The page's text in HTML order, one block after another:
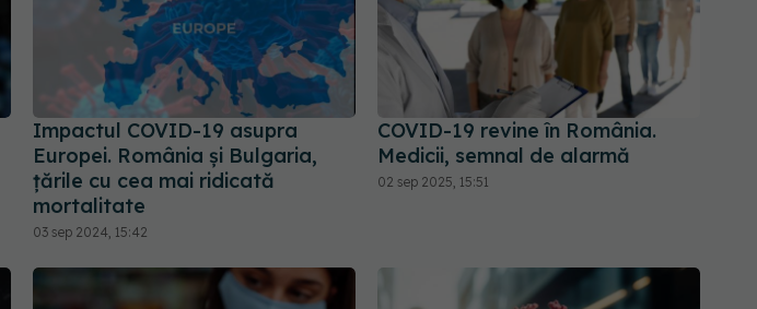
Impactul COVID-19 asupra
Europei. România și Bulgaria,
țările cu cea mai ridicată
mortalitate
03 sep 2024, 15:42
COVID-19 revine în România.
Medicii, semnal de alarmă
02 sep 2025, 15:51